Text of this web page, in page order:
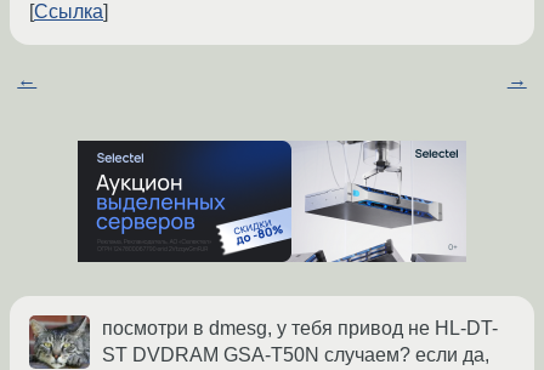
Ссылка
← →
посмотри в dmesg, у тебя привод не HL-DT-
ST DVDRAM GSA-T50N случаем? если да,